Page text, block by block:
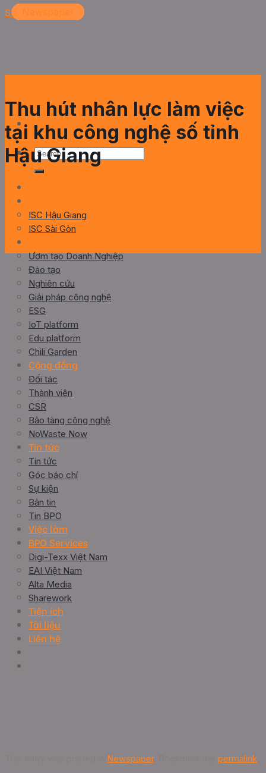
Skip to content
ISC Hậu Giang
ISC Sài Gòn
Ươm tạo Doanh Nghiệp
Đào tạo
Nghiên cứu
Giải pháp công nghệ
ESG
IoT platform
Edu platform
Chili Garden
Cộng đồng
Đối tác
Thành viên
CSR
Bảo tàng công nghệ
NoWaste Now
Tin tức
Tin tức
Góc báo chí
Sự kiện
Bản tin
Tin BPO
Việc làm
BPO Services
Digi-Texx Việt Nam
EAI Việt Nam
Alta Media
Sharework
Tiện ích
Tài liệu
Liên hệ
Thu hút nhân lực làm việc
tại khu công nghệ số tỉnh
Hậu Giang
Newspaper. Bookmark the permalink
Newspaper
Newspaper
Newspaper
Newspaper